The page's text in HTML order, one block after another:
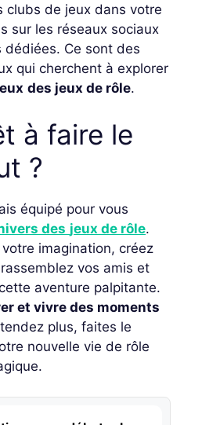
clubs de jeux dans votre
sur les réseaux sociaux
Ce sont des
qui cherchent à explorer
des jeux de rôle.
à faire le
?
équipé pour vous
des jeux de rôle.
imagination, créez
vos amis et
aventure palpitante.
et vivre des moments
plus, faites le
nouvelle vie de rôle